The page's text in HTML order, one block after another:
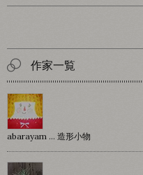
作家一覧
abarayam … 造形小物